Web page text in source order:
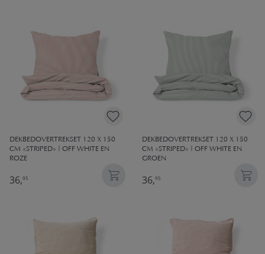
DEKBEDOVERTREKSET 120 X 150
CM «STRIPED» | OFF WHITE EN
ROZE
36,95
DEKBEDOVERTREKSET 120 X 150
CM «STRIPED» | OFF WHITE EN
GROEN
36,95